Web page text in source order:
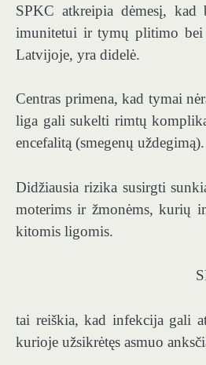
SPKC atkreipia dėmesį,
imunitetui ir tymų plitimo bei
Latvijoje, yra didelė.
Centras primena, kad tymai
liga gali sukelti rimtų
encefalitą (smegenų uždegimą).
Didžiausia rizika susirgti
moterims ir žmonėms, kurių
kitomis ligomis.
tai reiškia, kad infekcija gali
kurioje užsikrėtęs asmuo